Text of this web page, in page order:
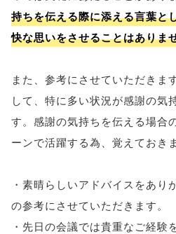
持ちを伝える際に添える言葉と
快な思いをさせることはありま
また、参考にさせていただきま
して、特に多い状況が感謝の気
す。感謝の気持ちを伝える場合
ーンで活躍する為、覚えておき
・素晴らしいアドバイスをあり
の参考にさせていただきます。
・先日の会議では貴重なご経験